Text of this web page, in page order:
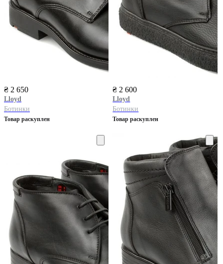
₴ 2 650
Lloyd
Ботинки
Товар раскуплен
₴ 2 600
Lloyd
Ботинки
Товар раскуплен